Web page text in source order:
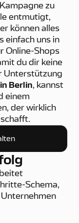
zu
entmutigt,
können alles
einfach uns in
Online-Shops
du dir keine
Unterstützung
Berlin, kannst
einem
der wirklich
Schema,